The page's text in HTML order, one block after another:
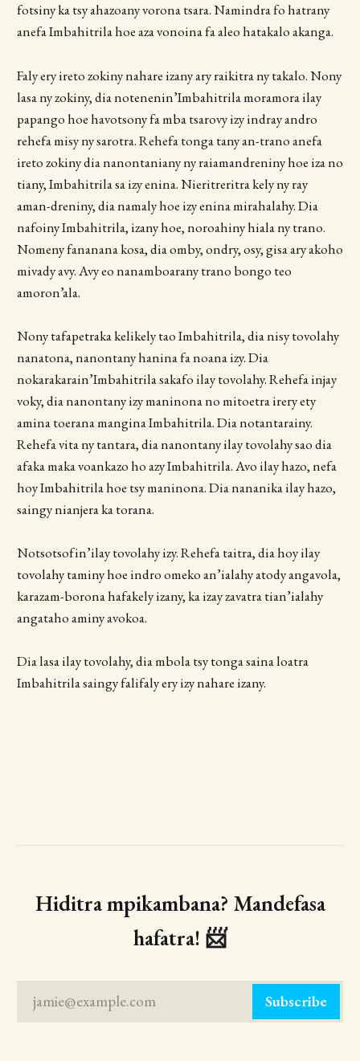
fotsiny ka tsy ahazoany vorona tsara. Namindra fo hatrany
anefa Imbahitrila hoe aza vonoina fa aleo hatakalo akanga.
Faly ery ireto zokiny nahare izany ary raikitra ny takalo. Nony
lasa ny zokiny, dia notenenin’Imbahitrila moramora ilay
papango hoe havotsony fa mba tsarovy izy indray andro
rehefa misy ny sarotra. Rehefa tonga tany an-trano anefa
ireto zokiny dia nanontaniany ny raiamandreniny hoe iza no
tiany, Imbahitrila sa izy enina. Nieritreritra kely ny ray
aman-dreniny, dia namaly hoe izy enina mirahalahy. Dia
nafoiny Imbahitrila, izany hoe, noroahiny hiala ny trano.
Nomeny fananana kosa, dia omby, ondry, osy, gisa ary akoho
mivady avy. Avy eo nanamboarany trano bongo teo
amoron’ala.
Nony tafapetraka kelikely tao Imbahitrila, dia nisy tovolahy
nanatona, nanontany hanina fa noana izy. Dia
nokarakarain’Imbahitrila sakafo ilay tovolahy. Rehefa injay
voky, dia nanontany izy maninona no mitoetra irery ety
amina toerana mangina Imbahitrila. Dia notantarainy.
Rehefa vita ny tantara, dia nanontany ilay tovolahy sao dia
afaka maka voankazo ho azy Imbahitrila. Avo ilay hazo, nefa
hoy Imbahitrila hoe tsy maninona. Dia nananika ilay hazo,
saingy nianjera ka torana.
Notsotsofin’ilay tovolahy izy. Rehefa taitra, dia hoy ilay
tovolahy taminy hoe indro omeko an’ialahy atody angavola,
karazam-borona hafakely izany, ka izay zavatra tian’ialahy
angataho aminy avokoa.
Dia lasa ilay tovolahy, dia mbola tsy tonga saina loatra
Imbahitrila saingy falifaly ery izy nahare izany.
Hiditra mpikambana? Mandefasa
hafatra! 📨
jamie@example.com Subscribe